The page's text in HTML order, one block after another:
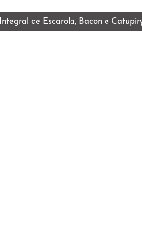
de Escarola, Bacon e